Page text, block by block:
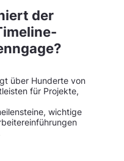
der
über Hunderte von
für Projekte,
wichtige